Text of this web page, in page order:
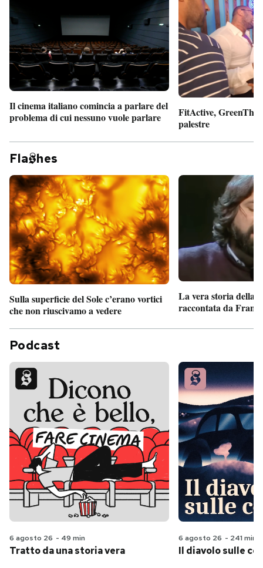
Il cinema italiano comincia a parlare del
problema di cui nessuno vuole parlare
FitActive,
palestre
Fla hes
Sulla superficie del Sole c’erano vortici
che non riuscivamo a vedere
La vera storia della
raccontata da
Podcast
6 agosto 26 - 49 min
Tratto da una storia vera
6 agosto 26 - 241 min
Il diavolo sulle